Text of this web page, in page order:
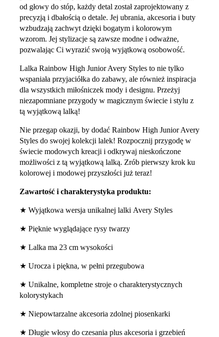
od głowy do stóp, każdy detal został zaprojektowany z
precyzją i dbałością o detale. Jej ubrania, akcesoria i buty
wzbudzają zachwyt dzięki bogatym i kolorowym
wzorom. Jej stylizacje są zawsze modne i odważne,
pozwalając Ci wyrazić swoją wyjątkową osobowość.
Lalka Rainbow High Junior Avery Styles to nie tylko
wspaniała przyjaciółka do zabawy, ale również inspiracja
dla wszystkich miłośniczek mody i designu. Przeżyj
niezapomniane przygody w magicznym świecie i stylu z
tą wyjątkową lalką!
Nie przegap okazji, by dodać Rainbow High Junior Avery
Styles do swojej kolekcji lalek! Rozpocznij przygodę w
świecie modowych kreacji i odkrywaj nieskończone
możliwości z tą wyjątkową lalką. Zrób pierwszy krok ku
kolorowej i modowej przyszłości już teraz!
Zawartość i charakterystyka produktu:
★ Wyjątkowa wersja unikalnej lalki Avery Styles
★ Pięknie wyglądające rysy twarzy
★ Lalka ma 23 cm wysokości
★ Urocza i piękna, w pełni przegubowa
★ Unikalne, kompletne stroje o charakterystycznych
kolorystykach
★ Niepowtarzalne akcesoria zdolnej piosenkarki
★ Długie włosy do czesania plus akcesoria i grzebień